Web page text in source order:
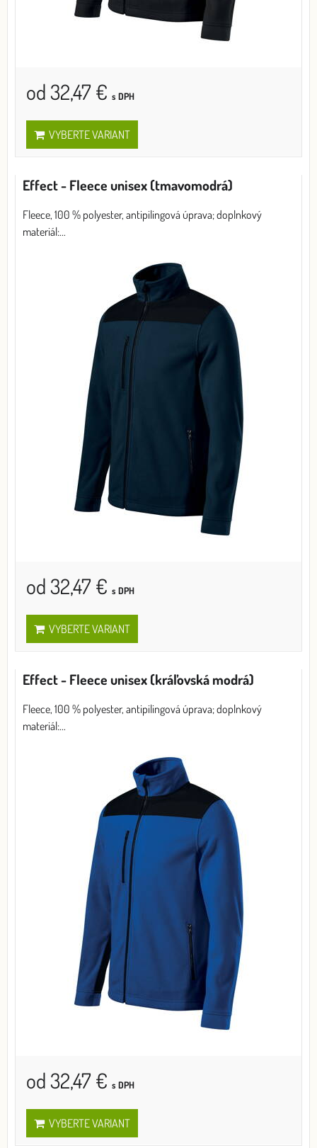
od 32,47 € s DPH
VYBERTE VARIANT
Effect - Fleece unisex (tmavomodrá)
Fleece, 100 % polyester, antipilingová úprava; doplnkový
materiál:...
od 32,47 € s DPH
VYBERTE VARIANT
Effect - Fleece unisex (kráľovská modrá)
Fleece, 100 % polyester, antipilingová úprava; doplnkový
materiál:...
od 32,47 € s DPH
VYBERTE VARIANT